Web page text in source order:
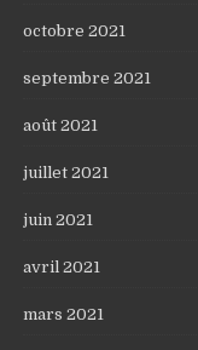
octobre 2021
septembre 2021
août 2021
juillet 2021
juin 2021
avril 2021
mars 2021